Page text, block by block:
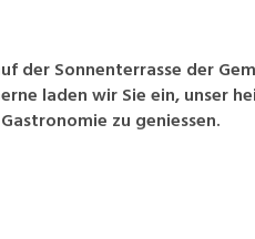
der Sonnenterrasse der
laden wir Sie ein, unser
zu geniessen.